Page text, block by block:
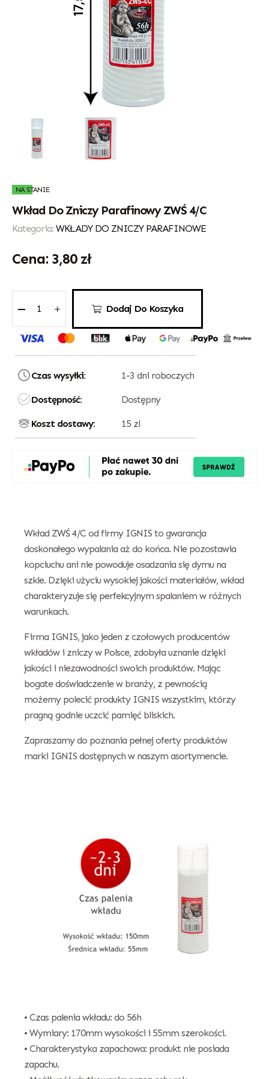
NA STANIE
Wkład Do Zniczy Parafinowy ZWŚ 4/C
Kategoria: WKŁADY DO ZNICZY PARAFINOWE
3,80 zł
Dodaj Do Koszyka
Czas wysyłki: 1-3 dni roboczych
Dostępność: Dostępny
Koszt dostawy: 15 zl
Wkład ZWŚ 4/C od firmy IGNIS to gwarancja
doskonałego wypalania aż do końca. Nie pozostawia
kopciuchu ani nie powoduje osadzania się dymu na
szkle. Dzięki użyciu wysokiej jakości materiałów, wkład
charakteryzuje się perfekcyjnym spalaniem w różnych
warunkach.
Firma IGNIS, jako jeden z czołowych producentów
wkładów i zniczy w Polsce, zdobyła uznanie dzięki
jakości i niezawodności swoich produktów. Mając
bogate doświadczenie w branży, z pewnością
możemy polecić produkty IGNIS wszystkim, którzy
pragną godnie uczcić pamięć bliskich.
Zapraszamy do poznania pełnej oferty produktów
marki IGNIS dostępnych w naszym asortymencie.
• Czas palenia wkładu: do 56h
• Wymiary: 170mm wysokości i 55mm szerokości.
• Charakterystyka zapachowa: produkt nie posiada
zapachu.